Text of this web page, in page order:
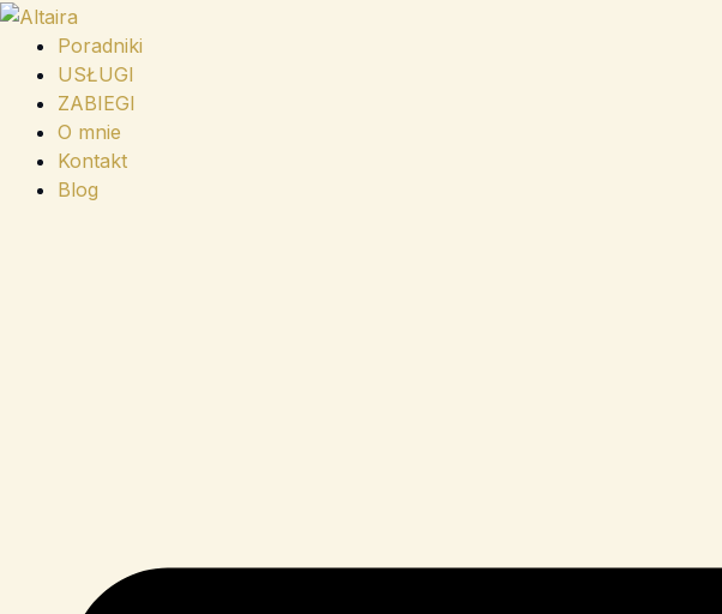
Przejdź
treści
Poradniki
USŁUGI
ZABIEGI
O mnie
Kontakt
Blog